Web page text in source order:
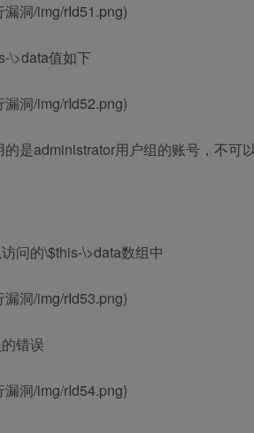
洞/img/rId51.png)
\>data值如下
洞/img/rId52.png)
是administrator用户组的账号，不可
问的\$this-\>data数组中
洞/img/rId53.png)
错误
洞/img/rId54.png)